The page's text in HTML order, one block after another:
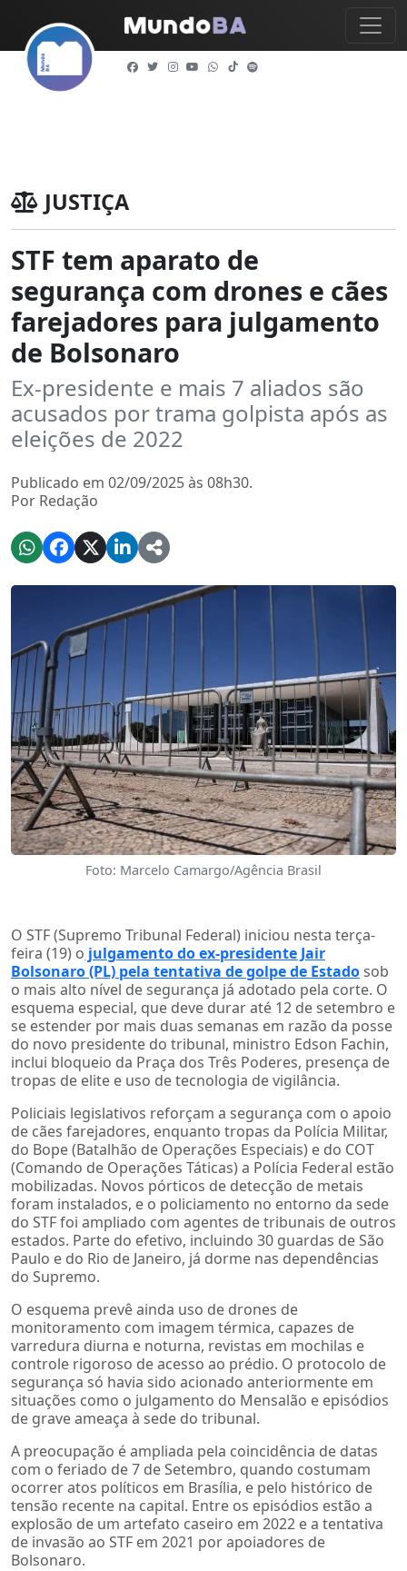
JUSTIÇA
STF tem aparato de
segurança com drones e cães
farejadores para julgamento
de Bolsonaro
Ex-presidente e mais 7 aliados são
acusados por trama golpista após as
eleições de 2022
Publicado em 02/09/2025 às 08h30.
Por Redação
Foto: Marcelo Camargo/Agência Brasil
O STF (Supremo Tribunal Federal) iniciou nesta terça-
feira (19) o julgamento do ex-presidente Jair
Bolsonaro (PL) pela tentativa de golpe de Estadosob
o mais alto nível de segurança já adotado pela corte. O
esquema especial, que deve durar até 12 de setembro e
se estender por mais duas semanas em razão da posse
do novo presidente do tribunal, ministro Edson Fachin,
inclui bloqueio da Praça dos Três Poderes, presença de
tropas de elite e uso de tecnologia de vigilância.
Policiais legislativos reforçam a segurança com o apoio
de cães farejadores, enquanto tropas da Polícia Militar,
do Bope (Batalhão de Operações Especiais) e do COT
(Comando de Operações Táticas) a Polícia Federal estão
mobilizadas. Novos pórticos de detecção de metais
foram instalados, e o policiamento no entorno da sede
do STF foi ampliado com agentes de tribunais de outros
estados. Parte do efetivo, incluindo 30 guardas de São
Paulo e do Rio de Janeiro, já dorme nas dependências
do Supremo.
O esquema prevê ainda uso de drones de
monitoramento com imagem térmica, capazes de
varredura diurna e noturna, revistas em mochilas e
controle rigoroso de acesso ao prédio. O protocolo de
segurança só havia sido acionado anteriormente em
situações como o julgamento do Mensalão e episódios
de grave ameaça à sede do tribunal.
A preocupação é ampliada pela coincidência de datas
com o feriado de 7 de Setembro, quando costumam
ocorrer atos políticos em Brasília, e pelo histórico de
tensão recente na capital. Entre os episódios estão a
explosão de um artefato caseiro em 2022 e a tentativa
de invasão ao STF em 2021 por apoiadores de
Bolsonaro.